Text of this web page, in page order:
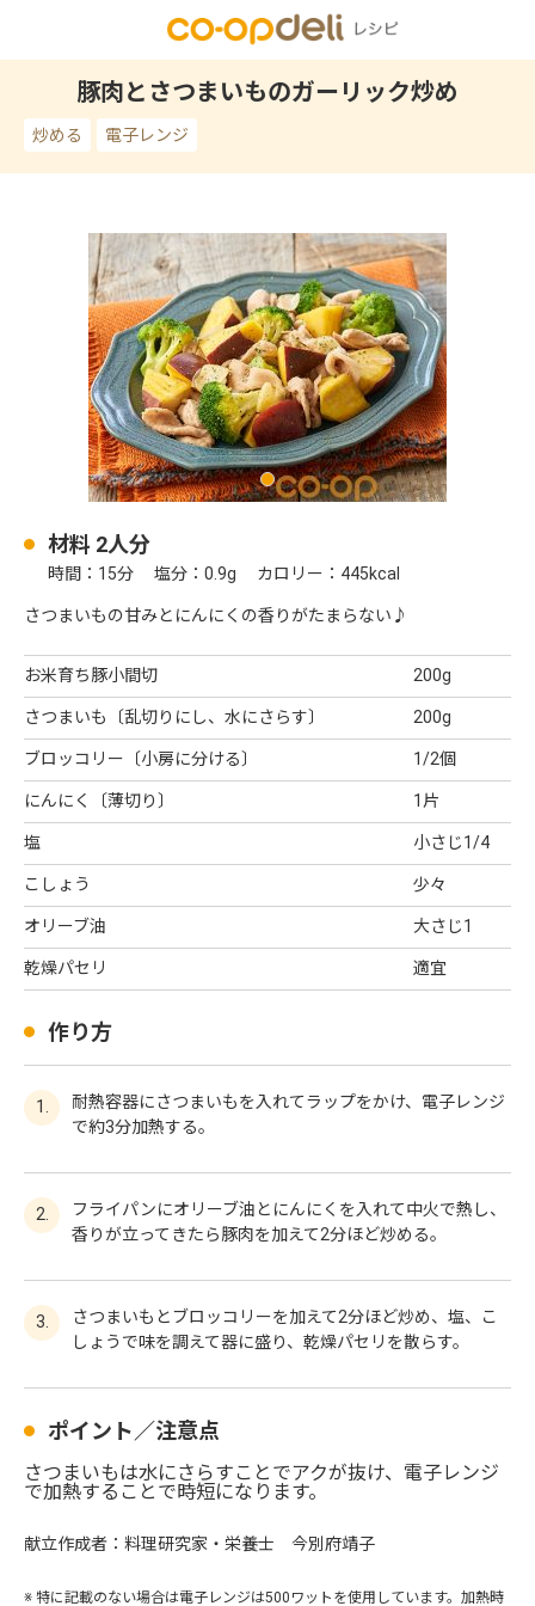
豚肉とさつまいものガーリック炒め
炒める 電子レンジ
● 材料 2人分
時間：15分 塩分：0.9g カロリー：445kcal
さつまいもの甘みとにんにくの香りがたまらない♪
お米育ち豚小間切 200g
さつまいも〔乱切りにし、水にさらす〕 200g
ブロッコリー〔小房に分ける〕 1/2個
にんにく〔薄切り〕 1片
塩 小さじ1/4
こしょう 少々
オリーブ油 大さじ1
乾燥パセリ 適宜
● 作り方
1.
耐熱容器にさつまいもを入れてラップをかけ、電子レンジ
で約3分加熱する。
2.
フライパンにオリーブ油とにんにくを入れて中火で熱し、
香りが立ってきたら豚肉を加えて2分ほど炒める。
3.
さつまいもとブロッコリーを加えて2分ほど炒め、塩、こ
しょうで味を調えて器に盛り、乾燥パセリを散らす。
● ポイント／注意点
さつまいもは水にさらすことでアクが抜け、電子レンジ
で加熱することで時短になります。
献立作成者：料理研究家・栄養士 今別府靖子
※ 特に記載のない場合は電子レンジは500ワットを使用しています。加熱時